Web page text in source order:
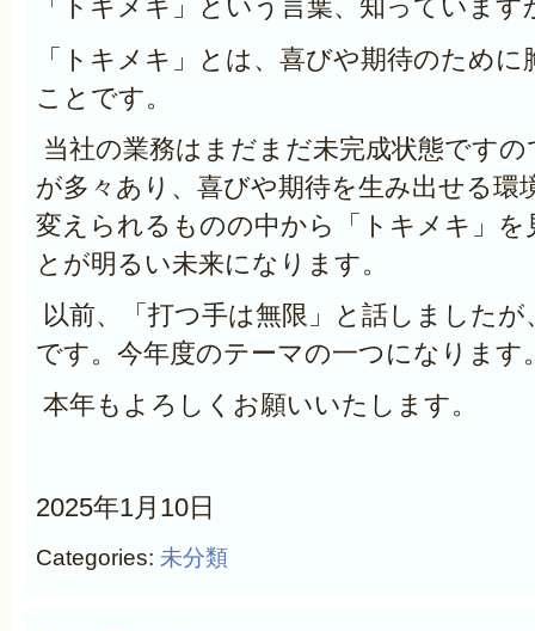
「トキメキ」という言葉、知っています
「トキメキ」とは、喜びや期待のため
ことです。
当社の業務はまだまだ未完成状態です
が多々あり、喜びや期待を生み出せる環
変えられるものの中から「トキメキ」を
とが明るい未来になります。
以前、「打つ手は無限」と話しました
です。今年度のテーマの一つになります
本年もよろしくお願いいたします。
2025年1月10日
Categories: 未分類